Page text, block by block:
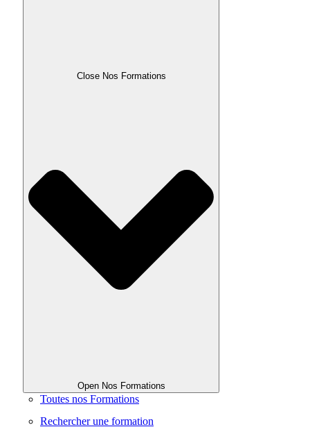
Close Nos Formations
Open Nos Formations
Toutes nos Formations
Rechercher une formation